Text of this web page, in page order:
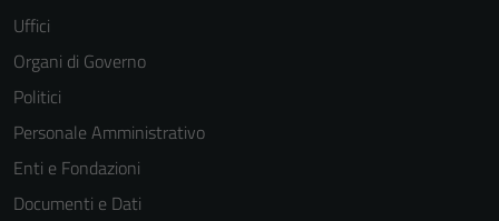
Uffici
Organi di Governo
Politici
Personale Amministrativo
Enti e Fondazioni
Documenti e Dati